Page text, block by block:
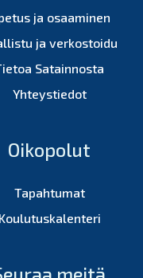
ja osaaminen
ja verkostoidu
Satainnosta
Yhteystiedot
Oikopolut
Tapahtumat
Koulutuskalenteri